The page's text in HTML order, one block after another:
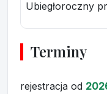
Ubiegłoroczny
Terminy
rejestracja od